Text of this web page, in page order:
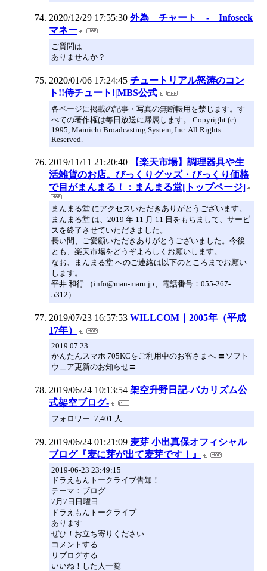
2020/12/29 17:55:30 外為 チャート - Infoseek
マネー
ご質問は
ありませんか？
2020/01/06 17:24:45 チュートリアル怒涛のコン
ト!!侍チュート!|MBS公式
各ページに掲載の記事・写真の無断転用を禁じます。す
べての著作権は毎日放送に帰属します。 Copyright (c)
1995, Mainichi Broadcasting System, Inc. All Rights
Reserved.
2019/11/11 21:20:40
【楽天市場】調理器具や生
活雑貨のお店。びっくりグッズ・びっくり価格
で目がまんまる！：まんまる堂[トップページ]
まんまる堂 にアクセスいただきありがとうございます。
まんまる堂 は、2019 年 11 月 11 日をもちまして、サービ
スを終了させていただきました。
長い間、ご愛顧いただきありがとうございました。今後
とも、楽天市場をどうぞよろしくお願いします。
なお、まんまる堂 へのご連絡は以下のところまでお願い
します。
平井 和行 （info@man-maru.jp、電話番号：055-267-
5312）
2019/07/23 16:57:53 WILLCOM｜2005年（平成
17年）
2019.07.23
かんたんスマホ 705KCをご利用中のお客さまへ 〓ソフト
ウェア更新のお知らせ〓
2019/06/24 10:13:54 架空升野日記-バカリズム公
式架空ブログ-
フォロワー: 7,401 人
2019/06/24 01:21:09 麦芽 小出真保オフィシャル
ブログ『麦に芽が出て麦芽です！』
2019-06-23 23:49:15
ドラえもんトークライブ告知！
テーマ：ブログ
7月7日日曜日
ドラえもんトークライブ
あります
ぜひ！お立ち寄りください
コメントする
リブログする
いいね！した人一覧